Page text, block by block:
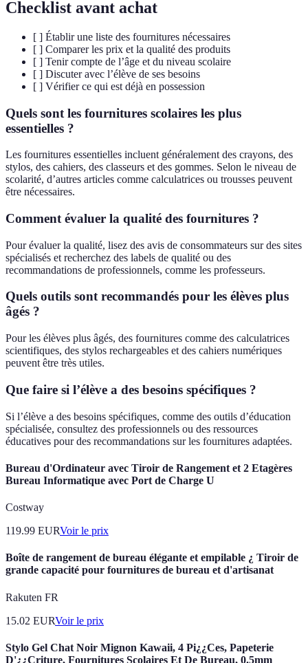
Checklist avant achat
[ ] Établir une liste des fournitures nécessaires
[ ] Comparer les prix et la qualité des produits
[ ] Tenir compte de l’âge et du niveau scolaire
[ ] Discuter avec l’élève de ses besoins
[ ] Vérifier ce qui est déjà en possession
Quels sont les fournitures scolaires les plus
essentielles ?
Les fournitures essentielles incluent généralement des crayons, des
stylos, des cahiers, des classeurs et des gommes. Selon le niveau de
scolarité, d’autres articles comme calculatrices ou trousses peuvent
être nécessaires.
Comment évaluer la qualité des fournitures ?
Pour évaluer la qualité, lisez des avis de consommateurs sur des sites
spécialisés et recherchez des labels de qualité ou des
recommandations de professionnels, comme les professeurs.
Quels outils sont recommandés pour les élèves plus
âgés ?
Pour les élèves plus âgés, des fournitures comme des calculatrices
scientifiques, des stylos rechargeables et des cahiers numériques
peuvent être très utiles.
Que faire si l’élève a des besoins spécifiques ?
Si l’élève a des besoins spécifiques, comme des outils d’éducation
spécialisée, consultez des professionnels ou des ressources
éducatives pour des recommandations sur les fournitures adaptées.
Bureau d'Ordinateur avec Tiroir de Rangement et 2 Etagères
Bureau Informatique avec Port de Charge U
Costway
119.99 EURVoir le prix
Boîte de rangement de bureau élégante et empilable ¿ Tiroir de
grande capacité pour fournitures de bureau et d'artisanat
Rakuten FR
15.02 EURVoir le prix
Stylo Gel Chat Noir Mignon Kawaii, 4 Pi¿¿Ces, Papeterie
D'¿¿Criture, Fournitures Scolaires Et De Bureau, 0.5mm